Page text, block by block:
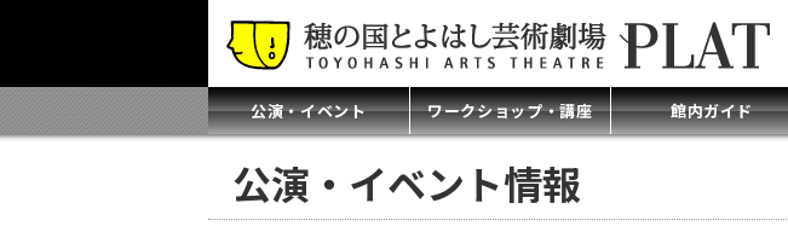
公演・イベント ワークショップ・講座 館内ガイド
公演・イベント情報